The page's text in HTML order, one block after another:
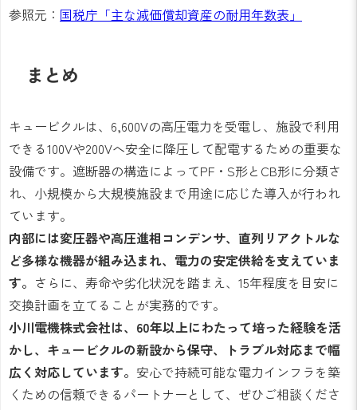
参照元： 国税庁「主な減価償却資産の耐用年数表」
まとめ
キュービクルは、6,600Vの高圧電力を受電し、施設で利用
できる100Vや200Vへ安全に降圧して配電するための重要な
設備です。遮断器の構造によってPF・S形とCB形に分類さ
れ、小規模から大規模施設まで用途に応じた導入が行われ
ています。
内部には変圧器や高圧進相コンデンサ、直列リアクトルな
ど多様な機器が組み込まれ、電力の安定供給を支えていま
す。 さらに、寿命や劣化状況を踏まえ、15年程度を目安に
交換計画を立てることが実務的です。
小川電機株式会社は、60年以上にわたって培った経験を活
かし、キュービクルの新設から保守、トラブル対応まで幅
広く対応しています。 安心で持続可能な電力インフラを築
くための信頼できるパートナーとして、ぜひご相談くださ